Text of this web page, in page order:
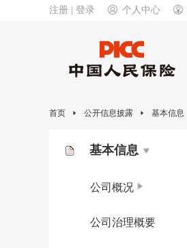
注册 | 登录 个人中心
首页 公开信息披露 基本信息
基本信息
公司概况
公司治理概要